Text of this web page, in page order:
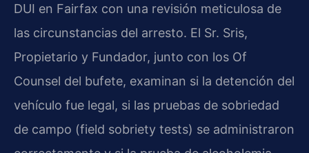
DUI en Fairfax con una revisión meticulosa de
las circunstancias del arresto. El Sr. Sris,
Propietario y Fundador, junto con los Of
Counsel del bufete, examinan si la detención del
vehículo fue legal, si las pruebas de sobriedad
de campo (field sobriety tests) se administraron